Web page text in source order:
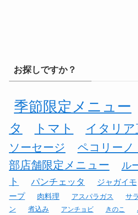
お探しですか？
季節限定メニュー
タ
トマト イタリア
ソーセージ
ペコリーノ
部店舗限定メニュー
ル
ト
パンチェッタ ジャガイモ
ープ
肉料理 アスパラガス サ
ン
煮込み アンチョビ きのこ